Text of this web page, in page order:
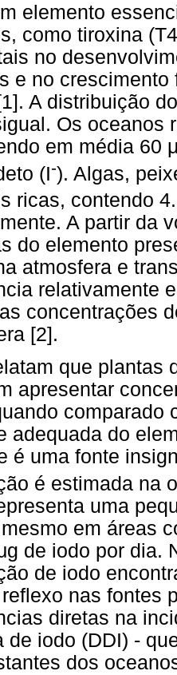
elemento
como tiroxina
no
e no
A distribuição
Os oceanos
em média 60
(I-). Algas,
ricas, contendo
A partir da
do elemento
atmosfera e
relativamente
concentrações
[2].
que plantas
apresentar
comparado
adequada do
é uma fonte
é estimada na
uma
em áreas
de iodo por dia.
de iodo
nas fontes
diretas na
de iodo (DDI) -
dos